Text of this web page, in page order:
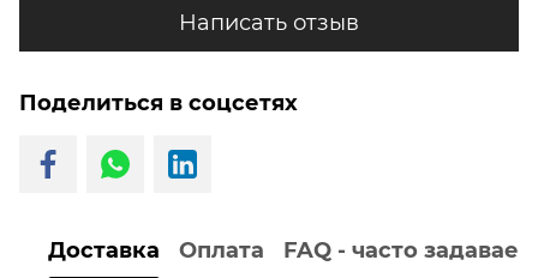
Написать отзыв
Поделиться в соцсетях
Доставка Оплата FAQ - часто